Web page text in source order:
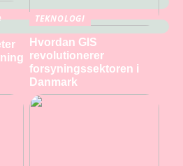
TEKNOLOGI
Hvordan GIS
revolutionerer
forsyningssektoren i
Danmark